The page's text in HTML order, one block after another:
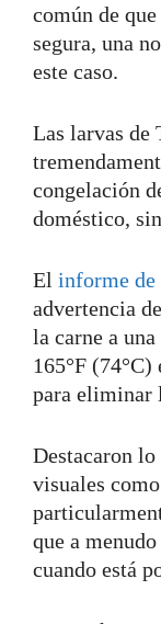
común de
segura, una
este caso.
Las larvas de
congelación
doméstico,
El informe de
advertencia
la carne a
165°F
para eliminar
Destacaron lo
visuales
que a
cuando está